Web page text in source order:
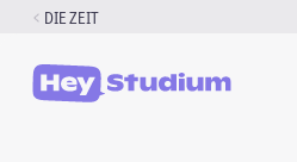
Zum
springen
DIE ZEIT